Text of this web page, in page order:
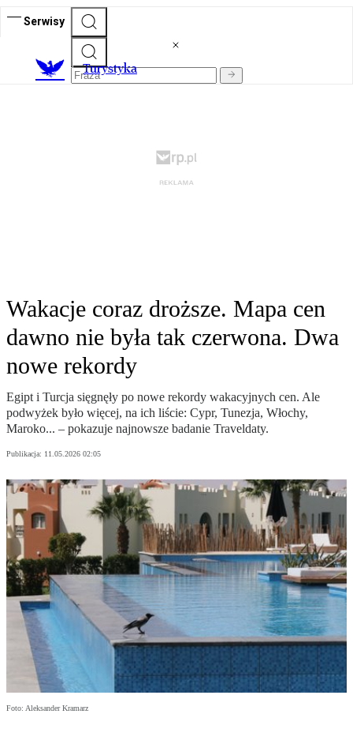
Serwisy
Turystyka
Wakacje coraz droższe. Mapa cen
dawno nie była tak czerwona. Dwa
nowe rekordy
Egipt i Turcja sięgnęły po nowe rekordy wakacyjnych cen. Ale
podwyżek było więcej, na ich liście: Cypr, Tunezja, Włochy,
Maroko... – pokazuje najnowsze badanie Traveldaty.
Publikacja: 11.05.2026 02:05
Foto: Aleksander Kramarz